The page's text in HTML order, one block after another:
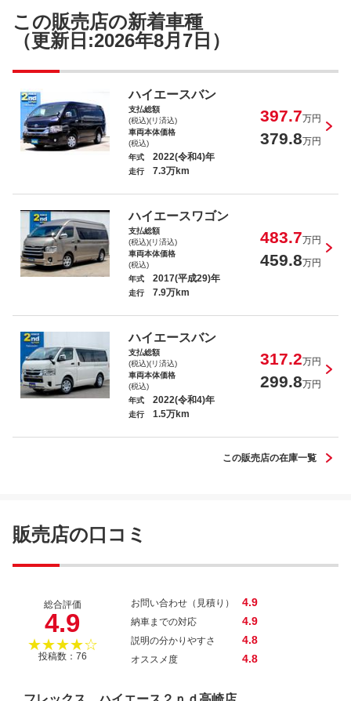
ハイエースバン スーパーＧＬ ダークプ
ライム
ライムＩＩ
ハイエースバン スーパーＧＬ ダークプ
この販売店の新着車種
（更新日:2026年8月7日）
ハイエースバン
支払総額
(税込)(リ済込)
397.7万円
車両本体価格
(税込)
379.8万円
年式 2022(令和4)年
走行 7.3万km
ハイエースワゴン
支払総額
(税込)(リ済込)
483.7万円
車両本体価格
(税込)
459.8万円
年式 2017(平成29)年
走行 7.9万km
ハイエースバン
支払総額
(税込)(リ済込)
317.2万円
車両本体価格
(税込)
299.8万円
年式 2022(令和4)年
走行 1.5万km
この販売店の在庫一覧
販売店の口コミ
総合評価
4.9
★★★★☆
投稿数：76
お問い合わせ（見積り） 4.9
納車までの対応 4.9
説明の分かりやすさ 4.8
オススメ度 4.8